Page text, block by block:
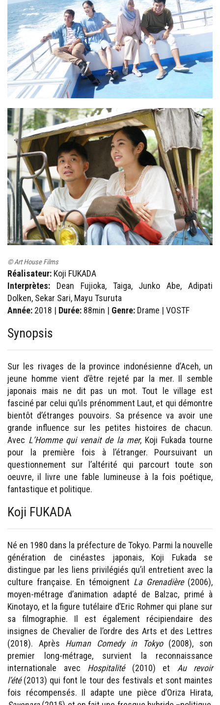
© Art House Films
Réalisateur: Koji FUKADA
Interprètes: Dean Fujioka, Taiga, Junko Abe, Adipati
Dolken, Sekar Sari, Mayu Tsuruta
Année: 2018 | Durée: 88min | Genre: Drame | VOSTF
Synopsis
Sur les rivages de la province indonésienne d’Aceh, un
jeune homme vient d’être rejeté par la mer. Il semble
japonais mais ne dit pas un mot. Tout le village est
fasciné par celui qu’ils prénomment Laut, et qui démontre
bientôt d’étranges pouvoirs. Sa présence va avoir une
grande influence sur les petites histoires de chacun.
Avec L’Homme qui venait de la mer, Koji Fukada tourne
pour la première fois à l’étranger. Poursuivant un
questionnement sur l’altérité qui parcourt toute son
oeuvre, il livre une fable lumineuse à la fois poétique,
fantastique et politique.
Koji FUKADA
Né en 1980 dans la préfecture de Tokyo. Parmi la nouvelle
génération de cinéastes japonais, Koji Fukada se
distingue par les liens privilégiés qu’il entretient avec la
culture française. En témoignent La Grenadière (2006),
moyen-métrage d’animation adapté de Balzac, primé à
Kinotayo, et la figure tutélaire d’Eric Rohmer qui plane sur
sa filmographie. Il est également récipiendaire des
insignes de Chevalier de l’ordre des Arts et des Lettres
(2018). Après Human Comedy in Tokyo (2008), son
premier long-métrage, survient la reconnaissance
internationale avec Hospitalité (2010) et Au revoir
l’été(2013) qui font le tour des festivals et sont maintes
fois récompensés. Il adapte une pièce d’Oriza Hirata,